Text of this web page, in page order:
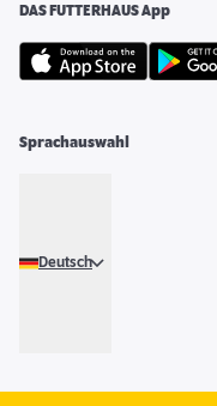
DAS FUTTERHAUS App
Sprachauswahl
Deutsch